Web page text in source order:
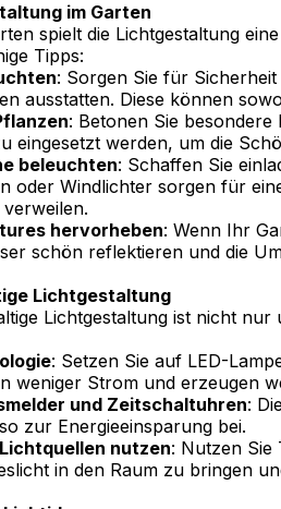
im Garten
spielt die Lichtgestaltung
Tipps:
: Sorgen Sie für
ausstatten. Diese können
: Betonen Sie
eingesetzt werden, um die
beleuchten: Schaffen Sie
oder Windlichter sorgen für
hervorheben: Wenn Ihr
schön reflektieren und die
Lichtgestaltung
Lichtgestaltung ist nicht
: Setzen Sie auf LED-
weniger Strom und erzeugen
und Zeitschaltuhren:
zur Energieeinsparung bei.
nutzen: Nutzen Sie
in den Raum zu bringen